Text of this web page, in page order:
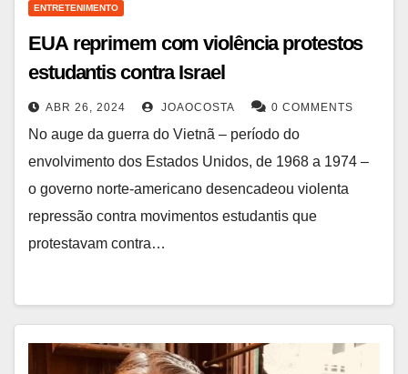
ENTRETENIMENTO
EUA reprimem com violência protestos
estudantis contra Israel
ABR 26, 2024 JOAOCOSTA 0 COMMENTS
No auge da guerra do Vietnã – período do
envolvimento dos Estados Unidos, de 1968 a 1974 –
o governo norte-americano desencadeou violenta
repressão contra movimentos estudantis que
protestavam contra…